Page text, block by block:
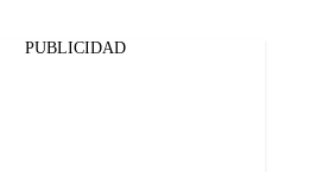
PUBLICIDAD